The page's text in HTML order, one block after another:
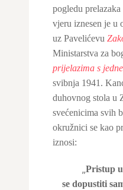
pogledu
vjeru iznesen je u
uz Pavelićevu
Ministarstva za
prijelazima s
svibnja 1941.
duhovnog stola u
svećenicima svih
okružnici se kao
iznosi:
„Pristup
se dopustiti